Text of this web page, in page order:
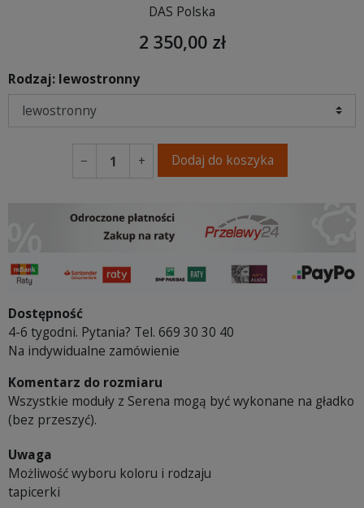
DAS Polska
2 350,00 zł
Rodzaj: lewostronny
− + Dodaj do koszyka
Dostępność
4-6 tygodni. Pytania? Tel. 669 30 30 40
Na indywidualne zamówienie
Komentarz do rozmiaru
Wszystkie moduły z Serena mogą być wykonane na gładko
(bez przeszyć).
Uwaga
Możliwość wyboru koloru i rodzaju
tapicerki